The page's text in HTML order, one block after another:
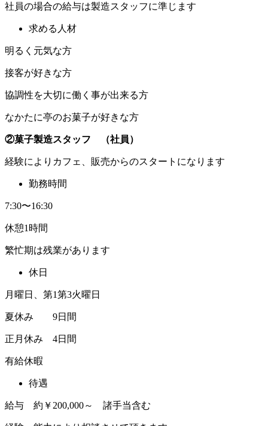
社員の場合の給与は製造スタッフに準じます
求める人材
明るく元気な方
接客が好きな方
協調性を大切に働く事が出来る方
なかたに亭のお菓子が好きな方
②菓子製造スタッフ （社員）
経験によりカフェ、販売からのスタートになります
勤務時間
7:30〜16:30
休憩1時間
繁忙期は残業があります
休日
月曜日、第1第3火曜日
夏休み 9日間
正月休み 4日間
有給休暇
待遇
給与 約￥200,000～ 諸手当含む